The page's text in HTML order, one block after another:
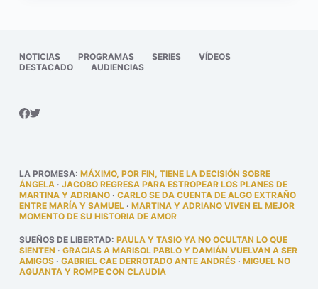
NOTICIAS PROGRAMAS SERIES
VÍDEOS
DESTACADO
AUDIENCIAS
LA PROMESA: MÁXIMO, POR FIN, TIENE LA DECISIÓN SOBRE
ÁNGELA· JACOBO REGRESA PARA ESTROPEAR LOS PLANES DE
MARTINA Y ADRIANO· CARLO SE DA CUENTA DE ALGO EXTRAÑO
ENTRE MARÍA Y SAMUEL· MARTINA Y ADRIANO VIVEN EL MEJOR
MOMENTO DE SU HISTORIA DE AMOR
SUEÑOS DE LIBERTAD: PAULA Y TASIO YA NO OCULTAN LO QUE
SIENTEN · GRACIAS A MARISOL PABLO Y DAMIÁN VUELVAN A SER
AMIGOS· GABRIEL CAE DERROTADO ANTE ANDRÉS· MIGUEL NO
AGUANTA Y ROMPE CON CLAUDIA